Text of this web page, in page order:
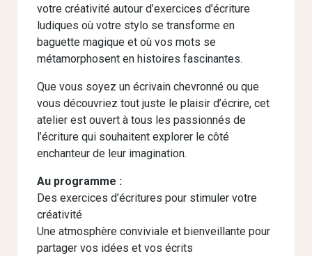
votre créativité autour d’exercices d’écriture
ludiques où votre stylo se transforme en
baguette magique et où vos mots se
métamorphosent en histoires fascinantes.
Que vous soyez un écrivain chevronné ou que
vous découvriez tout juste le plaisir d’écrire, cet
atelier est ouvert à tous les passionnés de
l’écriture qui souhaitent explorer le côté
enchanteur de leur imagination.
Au programme :
Des exercices d’écritures pour stimuler votre
créativité
Une atmosphère conviviale et bienveillante pour
partager vos idées et vos écrits